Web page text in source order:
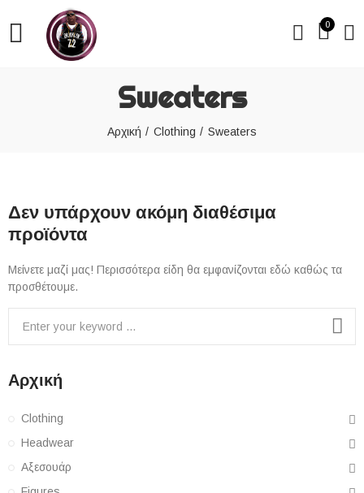
0
Sweaters
Αρχική Clothing Sweaters
Δεν υπάρχουν ακόμη διαθέσιμα
προϊόντα
Μείνετε μαζί μας! Περισσότερα είδη θα εμφανίζονται εδώ καθώς τα
προσθέτουμε.
Αρχική
Clothing
Headwear
Αξεσουάρ